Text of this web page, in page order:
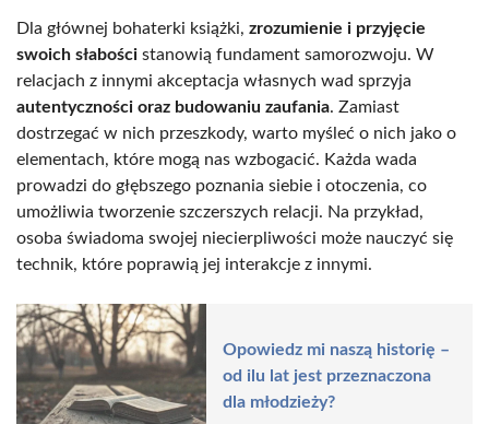
Dla głównej bohaterki książki, zrozumienie i przyjęcie
swoich słabości stanowią fundament samorozwoju. W
relacjach z innymi akceptacja własnych wad sprzyja
autentyczności oraz budowaniu zaufania. Zamiast
dostrzegać w nich przeszkody, warto myśleć o nich jako o
elementach, które mogą nas wzbogacić. Każda wada
prowadzi do głębszego poznania siebie i otoczenia, co
umożliwia tworzenie szczerszych relacji. Na przykład,
osoba świadoma swojej niecierpliwości może nauczyć się
technik, które poprawią jej interakcje z innymi.
Opowiedz mi naszą historię –
od ilu lat jest przeznaczona
dla młodzieży?